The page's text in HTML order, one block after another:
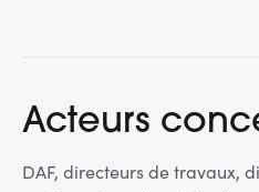
Acteurs
DAF, directeurs de travaux,